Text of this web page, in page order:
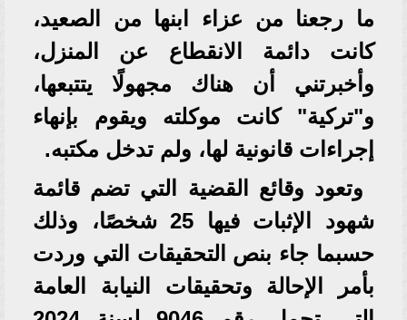
ما رجعنا من عزاء ابنها من الصعيد،
كانت دائمة الانقطاع عن المنزل،
وأخبرتني أن هناك مجهولًا يتتبعها،
و"تركية" كانت موكلته ويقوم بإنهاء
إجراءات قانونية لها، ولم تدخل مكتبه.
وتعود وقائع القضية التي تضم قائمة
شهود الإثبات فيها 25 شخصًا، وذلك
حسبما جاء بنص التحقيقات التي وردت
بأمر الإحالة وتحقيقات النيابة العامة